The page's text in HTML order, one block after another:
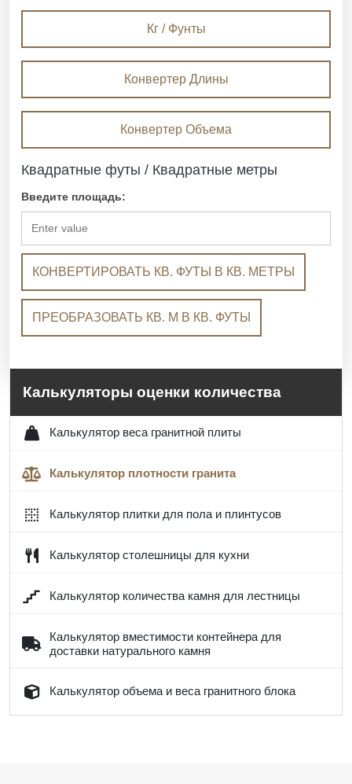
Кг / Фунты
Конвертер Длины
Конвертер Объема
Квадратные футы / Квадратные метры
Введите площадь:
КОНВЕРТИРОВАТЬ КВ. ФУТЫ В КВ. МЕТРЫ
ПРЕОБРАЗОВАТЬ КВ. М В КВ. ФУТЫ
Калькуляторы оценки количества
Калькулятор веса гранитной плиты
Калькулятор плотности гранита
Калькулятор плитки для пола и плинтусов
Калькулятор столешницы для кухни
Калькулятор количества камня для лестницы
Калькулятор вместимости контейнера для
доставки натурального камня
Калькулятор объема и веса гранитного блока